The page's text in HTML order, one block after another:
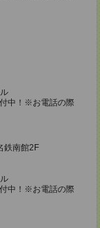
中！※お電話の際
鉄南館2F
中！※お電話の際